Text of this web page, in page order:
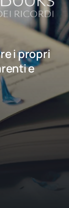
i propri
e